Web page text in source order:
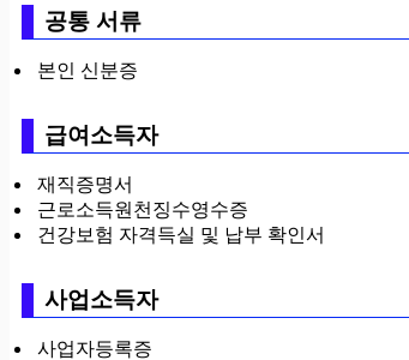
공통 서류
본인 신분증
급여소득자
재직증명서
근로소득원천징수영수증
건강보험 자격득실 및 납부 확인서
사업소득자
사업자등록증